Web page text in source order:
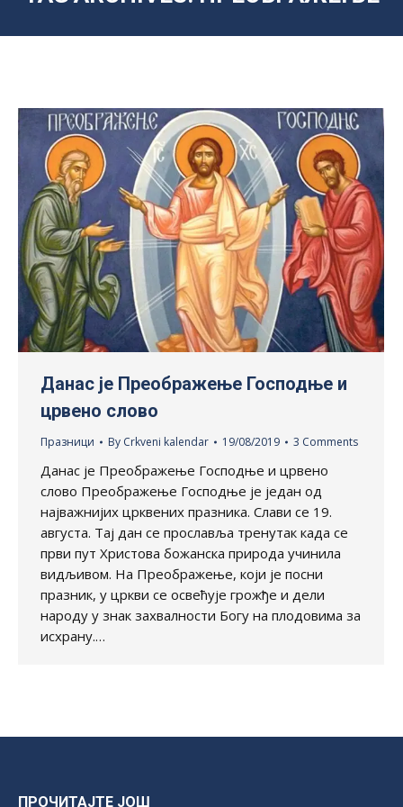
Данас jе Преображење Господње и
црвено слово
Празници By Crkveni kalendar 19/08/2019 3 Comments
Данас jе Преображење Господње и црвено
слово Преображење Господње је један од
најважнијих црквених празника. Слави се 19.
августа. Тај дан се прославља тренутак када се
први пут Христова божанска природа учинила
видљивом. На Преображење, који је посни
празник, у цркви се освећује грожђе и дели
народу у знак захвалности Богу на плодовима за
исхрану.…
ПРОЧИТАЈТЕ ЈОШ